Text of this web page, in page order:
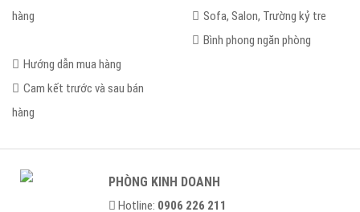
hàng
Sofa, Salon, Trường kỷ tre
Bình phong ngăn phòng
Hướng dẫn mua hàng
Cam kết trước và sau bán
hàng
PHÒNG KINH DOANH
Hotline: 0906 226 211